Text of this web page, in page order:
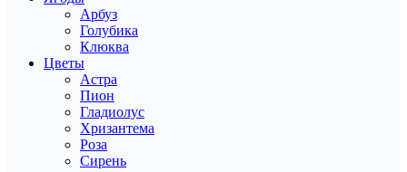
Арбуз
Голубика
Клюква
Цветы
Астра
Пион
Гладиолус
Хризантема
Роза
Сирень